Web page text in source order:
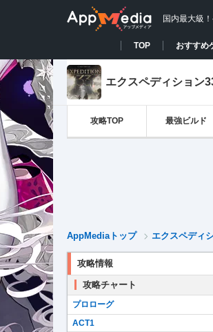
国内最大級
TOP おすすめ
エクスペディショ
攻略TOP 最強ビルド
AppMediaトップ エクスペディ
攻略情報
攻略チャート
プロローグ
ACT1